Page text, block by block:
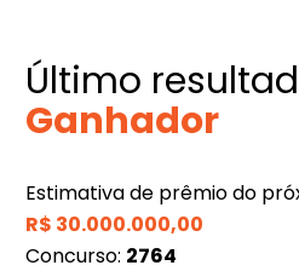
Último
Ganhador
Estimativa de prêmio do
R$ 30.000.000,00
Concurso: 2764